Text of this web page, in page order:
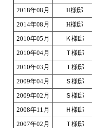
2018年08月
H様邸
2014年08月
H様邸
2010年05月
Ｋ様邸
2010年04月
Ｔ様邸
2010年03月
Ｔ様邸
2009年04月
Ｓ様邸
2009年02月
Ｓ様邸
2008年11月
Ｈ様邸
2007年02月
Ｔ様邸